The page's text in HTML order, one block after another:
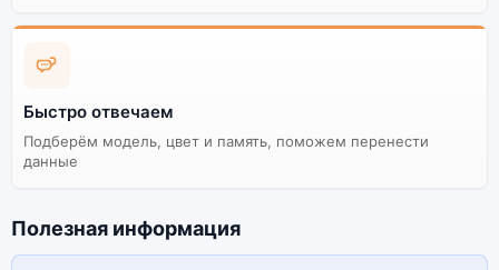
Быстро отвечаем
Подберём модель, цвет и память, поможем перенести
данные
Полезная информация